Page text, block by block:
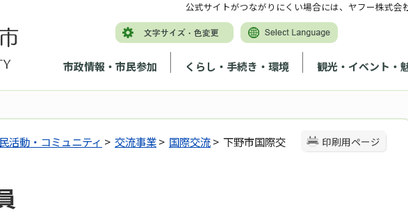
市政情報・市民参加 くらし・手続き・環境 観光・イベント・
公式サイトがつながりにくい場合には、ヤフー株式会
印刷用ページ
活動・コミュニティ > 交流事業> 国際交流> 下野市国際交